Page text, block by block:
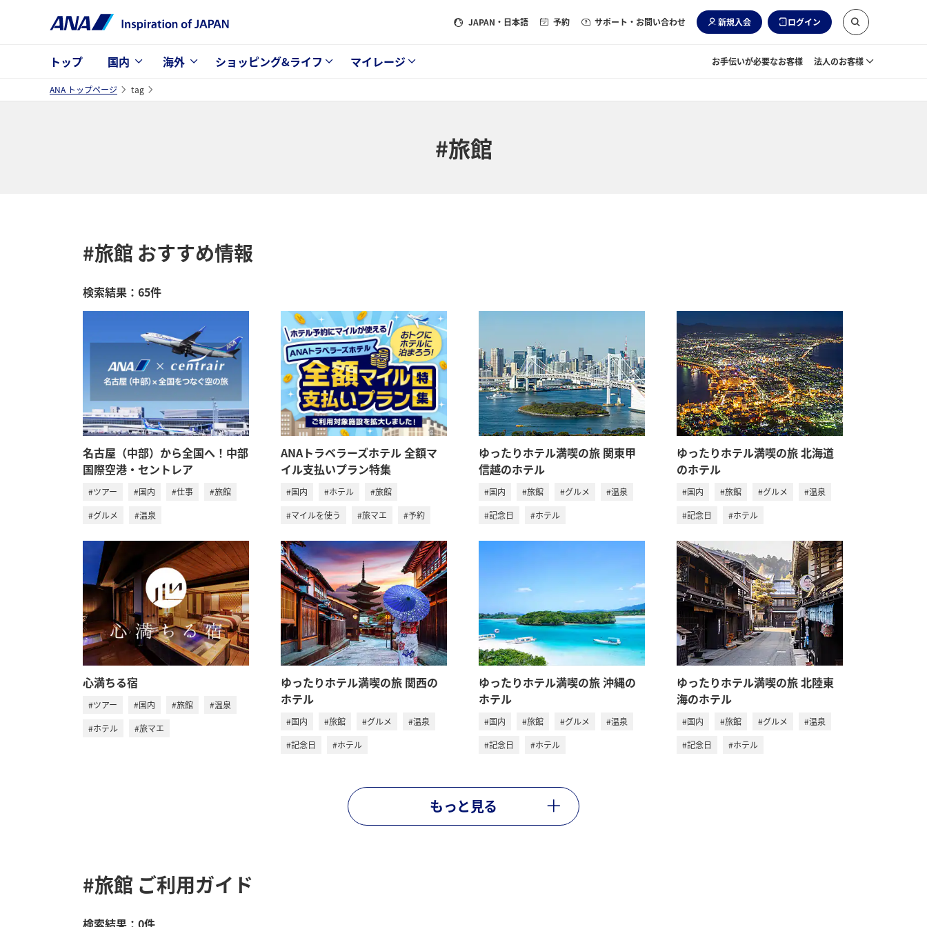
JAPAN ・日本語 予約 サポート・お問い合わせ 新規入会 ログイン
トップ 国内 海外 ショッピング&ライフ マイレージ お手伝いが必要なお客様 法人のお客様
ANA トップページ tag
#旅館
#旅館 おすすめ情報
検索結果：65件
名古屋（中部）から全国へ！中部
国際空港・セントレア
#ツアー #国内 #仕事
#旅館
#グルメ
#温泉
ANAトラベラーズホテル 全額マ
イル支払いプラン特集
#国内 #ホテル
#旅館
#マイルを使う
#旅マエ #予約
ゆったりホテル満喫の旅 関東甲
信越のホテル
#国内 #旅館 #グルメ
#温泉
#記念日
#ホテル
ゆったりホテル満喫の旅 北海道
のホテル
#国内 #旅館 #グルメ
#温泉
#記念日
#ホテル
心満ちる宿
#ツアー #国内 #旅館
#温泉
#ホテル
#旅マエ
ゆったりホテル満喫の旅 関西の
ホテル
#国内 #旅館 #グルメ
#温泉
#記念日
#ホテル
ゆったりホテル満喫の旅 沖縄の
ホテル
#国内 #旅館 #グルメ
#温泉
#記念日
#ホテル
ゆったりホテル満喫の旅 北陸東
海のホテル
#国内 #旅館 #グルメ
#温泉
#記念日
#ホテル
もっと見る
#旅館 ご利用ガイド